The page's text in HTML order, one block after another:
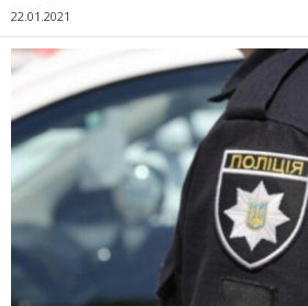
22.01.2021